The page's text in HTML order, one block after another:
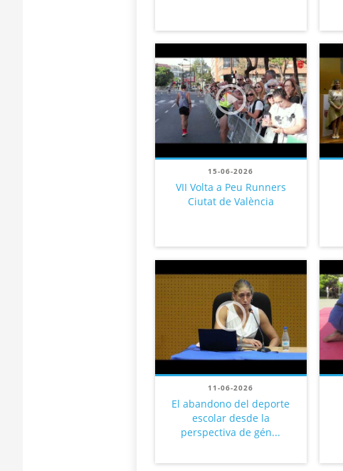
15-06-2026
VII Volta a Peu Runners
Ciutat de València
11-06-2026
El abandono del deporte
escolar desde la
perspectiva de gén...